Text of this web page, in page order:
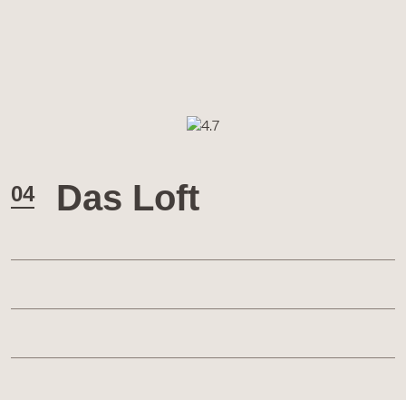
04 Das Loft